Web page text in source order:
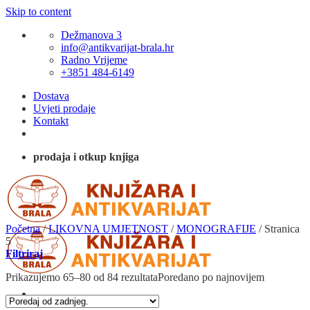
Skip to content
Dežmanova 3
info@antikvarijat-brala.hr
Radno Vrijeme
+3851 484-6149
Dostava
Uvjeti prodaje
Kontakt
prodaja i otkup knjiga
Početna / LIKOVNA UMJETNOST / MONOGRAFIJE /Stranica
5
Filtriraj
Prikazujemo 65–80 od 84 rezultataPoredano po najnovijem